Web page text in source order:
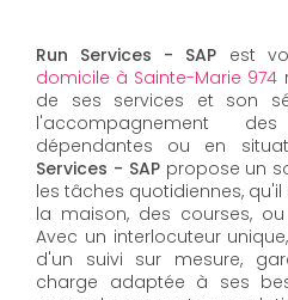
Run Services - SAP est
domicile à Sainte-Marie 974
de ses services et son
l'accompagnement
dépendantes ou en
Services - SAP propose un
les tâches quotidiennes,
la maison, des courses,
Avec un interlocuteur
d'un suivi sur mesure,
charge adaptée à ses